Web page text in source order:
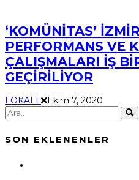
‘KOMÜNİTAS’
PERFORMANS VE
ÇALIŞMALARI İŞ
GEÇİRİLİYOR
LOKALL Ekim 7, 2020
SON EKLENENLER